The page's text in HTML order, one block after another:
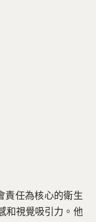
責任為核心的衛生
和視覺吸引力。他